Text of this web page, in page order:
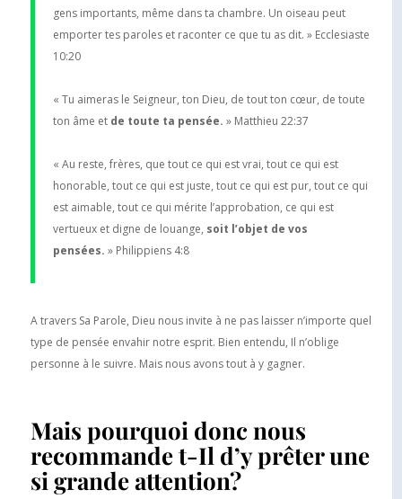
gens importants, même dans ta chambre. Un oiseau peut
emporter tes paroles et raconter ce que tu as dit. » Ecclesiaste
10:20
« Tu aimeras le Seigneur, ton Dieu, de tout ton cœur, de toute
ton âme et de toute ta pensée. » Matthieu 22:37
« Au reste, frères, que tout ce qui est vrai, tout ce qui est
honorable, tout ce qui est juste, tout ce qui est pur, tout ce qui
est aimable, tout ce qui mérite l’approbation, ce qui est
vertueux et digne de louange, soit l’objet de vos
pensées. » Philippiens 4:8
A travers Sa Parole, Dieu nous invite à ne pas laisser n’importe quel
type de pensée envahir notre esprit. Bien entendu, Il n’oblige
personne à le suivre. Mais nous avons tout à y gagner.
Mais pourquoi donc nous
recommande t-Il d’y prêter une
si grande attention?